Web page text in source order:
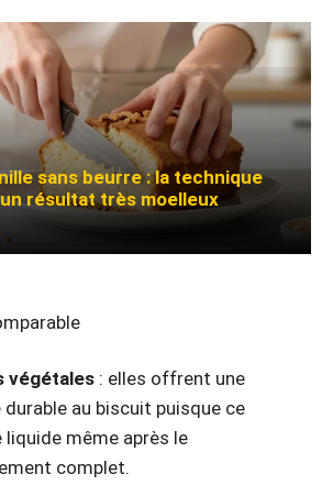
sans beurre : la technique
résultat très moelleux
végétales : elles offrent une
durable au biscuit puisque ce
liquide même après le
complet.